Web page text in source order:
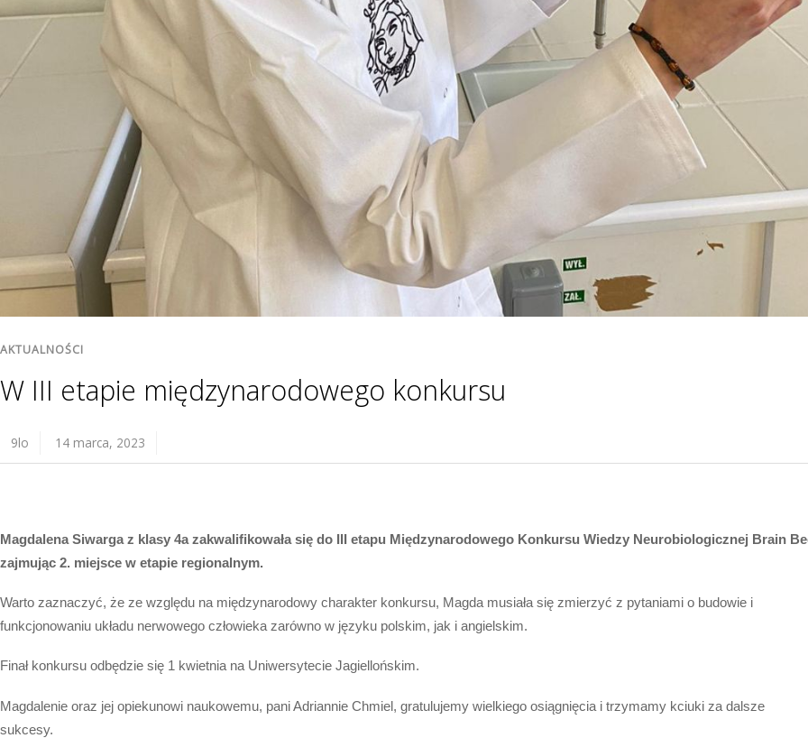
AKTUALNOŚCI
W III etapie międzynarodowego konkursu
9lo 14 marca, 2023
Magdalena Siwarga z klasy 4a zakwalifikowała się do III etapu Międzynarodowego Konkursu Wiedzy Neurobiologicznej Brain
zajmując 2. miejsce w etapie regionalnym.
Warto zaznaczyć, że ze względu na międzynarodowy charakter konkursu, Magda musiała się zmierzyć z pytaniami o budowie i
funkcjonowaniu układu nerwowego człowieka zarówno w języku polskim, jak i angielskim.
Finał konkursu odbędzie się 1 kwietnia na Uniwersytecie Jagiellońskim.
Magdalenie oraz jej opiekunowi naukowemu, pani Adriannie Chmiel, gratulujemy wielkiego osiągnięcia i trzymamy kciuki za dalsze
sukcesy.